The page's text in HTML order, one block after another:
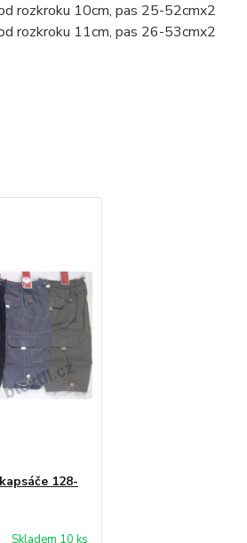
rozkroku 10cm, pas 25-52cmx2
rozkroku 11cm, pas 26-53cmx2
128-
Skladem 10 ks